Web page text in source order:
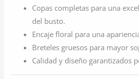
Encaje
Arco
cantidad
Copas completas para una
del busto.
Encaje floral para una
Breteles gruesos para mayor
Calidad y diseño garantizados